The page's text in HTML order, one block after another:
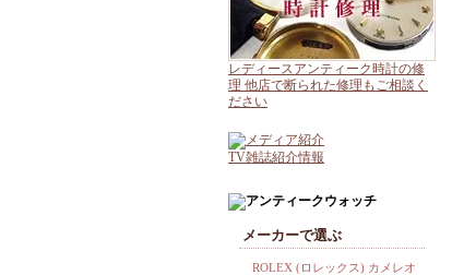
レディースアンティーク時計の修
理 他店で断られた修理もご相談く
ださい
TV雑誌紹介情報
メーカーで選ぶ
ROLEX (ロレックス) カメレオ